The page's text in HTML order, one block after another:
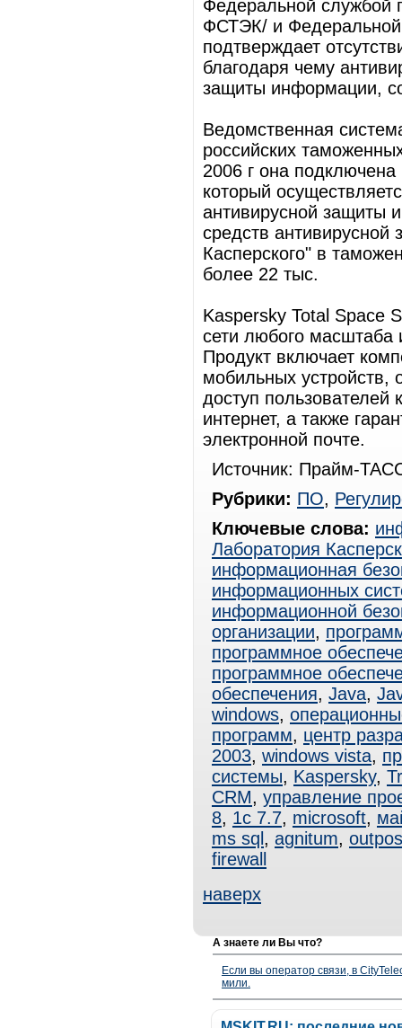
Федеральной службой
ФСТЭК/ и Федеральной
подтверждает
благодаря чему
защиты информации,
Ведомственная
российских
2006 г она
который
антивирусной защиты
средств
Касперского" в
более 22 тыс.
Kaspersky Total Space
сети любого масштаба
Продукт включает
мобильных устройств,
доступ
интернет, а также
электронной почте.
Источник: Прайм-
Рубрики: ПО,
Ключевые слова:
Лаборатория
информационная
информационных
информационной
организации,
программное
программное
обеспечения, Java,
windows,
программ, центр
2003, windows vista,
системы, Kaspersky,
CRM, управление
8, 1с 7.7, microsoft,
ms sql , agnitum,
firewall
наверх
А знаете ли Вы что?
Если вы оператор связи, в
мили.